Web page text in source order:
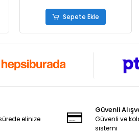
Sepete Ekle
elinize
Güvenli
Güvenli ve
sistemi